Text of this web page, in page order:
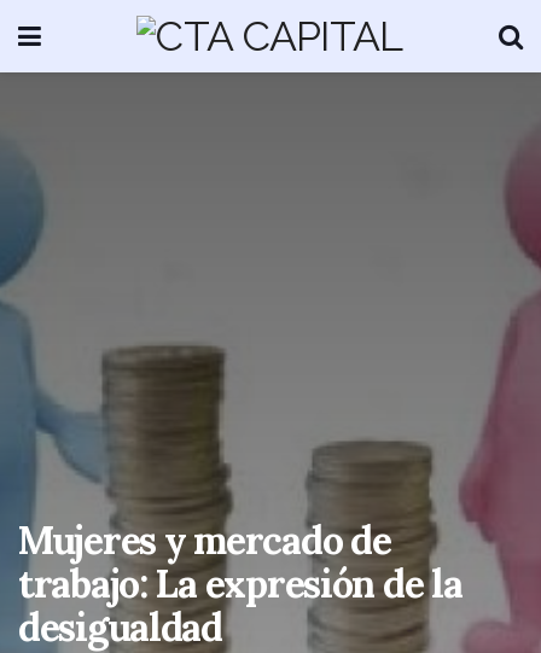
Mujeres y mercado de
trabajo: La expresión de la
desigualdad